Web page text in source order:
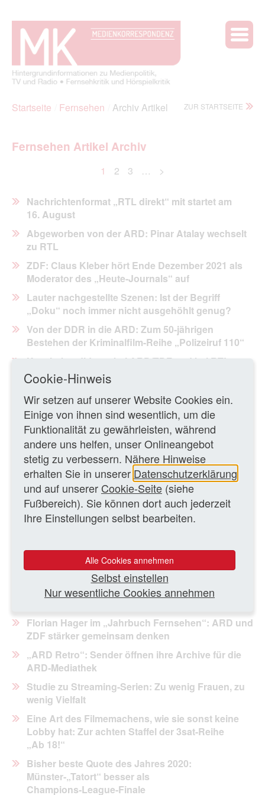
Startseite Fernsehen Archiv Artikel ZUR STARTSEITE
Fernsehen Artikel Archiv
1 2 3 … >
Nachrichtenformat „RTL direkt“ mit startet am
16. August
Abgeworben von der ARD: Pinar Atalay wechselt
zu RTL
ZDF: Claus Kleber hört Ende Dezember 2021 als
Moderator des „Heute‑Journals“ auf
Lauter nachgestellte Szenen: Ist der Begriff
„Doku“ noch immer nicht ausgehöhlt genug?
Von der DDR in die ARD: Zum 50‑jährigen
Bestehen der Kriminalfilm-Reihe „Polizeiruf 110“
Kanzlerkandidaten bei ARD/ZDF und bei RTL
im TV‑Dreikampf
Grimme-Preis 2021: Besondere Ehrung für
„Tagesthemen“-Moderatorin Caren Miosga
RTL und Pro Sieben: Neue Informationsformate
mit Ex‑ARD‑Moderatoren
Mediale Inszenierungen: Baerbock, Laschet,
Söder und das Spiel mit dem Fernsehen
Medienstudenten im Priesterseminar: Zur bei
YouTube zu sehenden Webserie „God or Not“
Lineare TV-Nutzung im Januar 2021 durch
Medienaufsicht beanstandet Werbeverstoß in der
Nachrichtensendung „RTL aktuell“
Fernsehjahr 2020: ZDF wieder Marktführer vor
Florian Hager im „Jahrbuch Fernsehen“: ARD und
ZDF stärker gemeinsam denken
„ARD Retro“: Sender öffnen ihre Archive für die
ARD‑Mediathek
Studie zu Streaming-Serien: Zu wenig Frauen, zu
wenig Vielfalt
Eine Art des Filmemachens, wie sie sonst keine
Lobby hat: Zur achten Staffel der 3sat-Reihe
„Ab 18!“
Bisher beste Quote des Jahres 2020:
Münster‑„Tatort“ besser als
Champions‑League‑Finale
Cookie-Hinweis
Wir setzen auf unserer Website Cookies ein.
Einige von ihnen sind wesentlich, um die
Funktionalität zu gewährleisten, während
andere uns helfen, unser Onlineangebot
stetig zu verbessern. Nähere Hinweise
erhalten Sie in unserer Datenschutzerklärung
und auf unserer Cookie-Seite (siehe
Fußbereich). Sie können dort auch jederzeit
Ihre Einstellungen selbst bearbeiten.
Alle Cookies annehmen
Selbst einstellen
Nur wesentliche Cookies annehmen